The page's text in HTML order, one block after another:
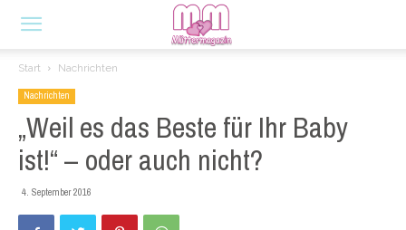
Start Nachrichten
Nachrichten
„Weil es das Beste für Ihr Baby
ist!“ – oder auch nicht?
4. September 2016